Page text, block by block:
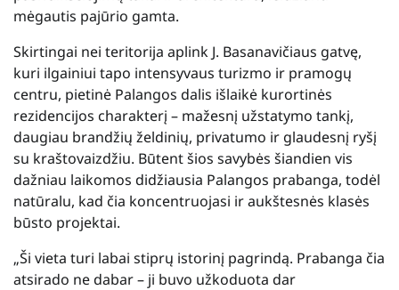
mėgautis pajūrio gamta.
Skirtingai nei teritorija aplink J. Basanavičiaus gatvę,
kuri ilgainiui tapo intensyvaus turizmo ir pramogų
centru, pietinė Palangos dalis išlaikė kurortinės
rezidencijos charakterį – mažesnį užstatymo tankį,
daugiau brandžių želdinių, privatumo ir glaudesnį ryšį
su kraštovaizdžiu. Būtent šios savybės šiandien vis
dažniau laikomos didžiausia Palangos prabanga, todėl
natūralu, kad čia koncentruojasi ir aukštesnės klasės
būsto projektai.
„Ši vieta turi labai stiprų istorinį pagrindą. Prabanga čia
atsirado ne dabar – ji buvo užkoduota dar